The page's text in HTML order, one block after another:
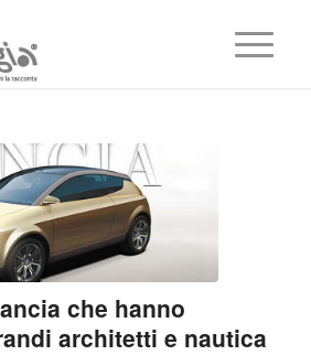
che hanno
architetti e nautica